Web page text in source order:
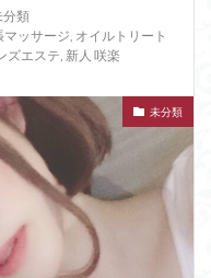
分類
ッサージ, オイルトリート
ズエステ, 新人 咲楽
未分類